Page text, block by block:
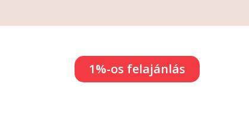
1%-os felajánlás